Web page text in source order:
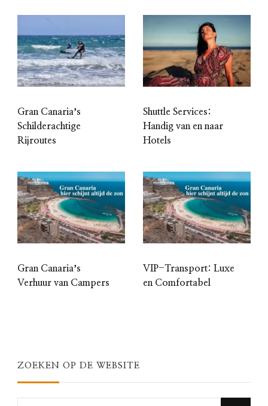
Gran Canariaʼs
Schilderachtige
Rijroutes
Shuttle Services:
Handig van en naar
Hotels
Gran Canariaʼs
Verhuur van Campers
VIP-Transport: Luxe
en Comfortabel
ZOEKEN OP DE WEBSITE